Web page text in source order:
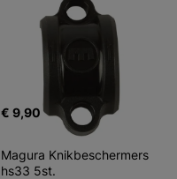
€ 9,90
Magura Knikbeschermers
hs33 5st.